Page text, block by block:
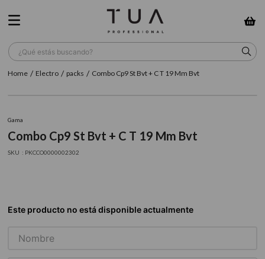
¿Qué estás buscando?
Electro packs Combo Cp9 St Bvt + C T 19 Mm Bvt
Gama
Combo Cp9 St Bvt + C T 19 Mm Bvt
: PKCCO0000002302
TÉRMINOS MÁS BUSCADOS
6. gama